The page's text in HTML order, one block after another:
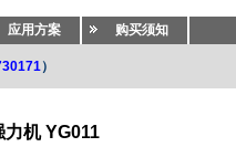
应用方案 购买须知
）
力机 YG011